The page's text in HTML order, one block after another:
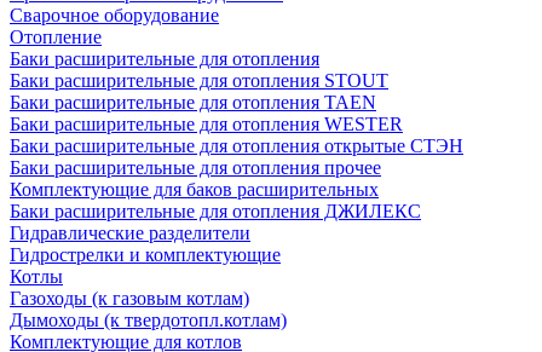
Сварочное оборудование
Отопление
Баки расширительные для отопления
Баки расширительные для отопления STOUT
Баки расширительные для отопления TAEN
Баки расширительные для отопления WESTER
Баки расширительные для отопления открытые СТЭН
Баки расширительные для отопления прочее
Комплектующие для баков расширительных
Баки расширительные для отопления ДЖИЛЕКС
Гидравлические разделители
Гидрострелки и комплектующие
Котлы
Газоходы (к газовым котлам)
Дымоходы (к твердотопл.котлам)
Комплектующие для котлов